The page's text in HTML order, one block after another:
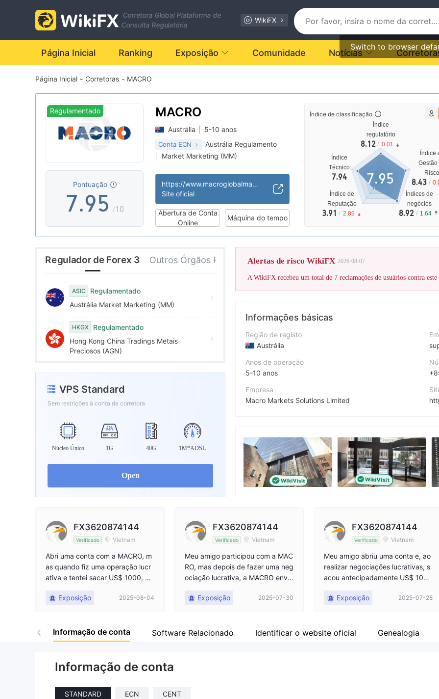
Corretora Global Plataforma de
Consulta Regulatória
WikiFX
Switch to browser
Página Inicial Ranking Exposição Comunidade Notícias
Página Inicial - Corretoras - MACRO
Regulamentado
Pontuação
1
2
3
4
5
6
7
8
9
.
3
4
5
6
7
8
9
0
1
2
3
4
5
6
7
8
9
/10
MACRO
Austrália 5-10 anos
Conta ECN Austrália Regulamento
Market Marketing (MM)
Negócio global Risco potencial alto
Regulatório Offshore
https://www.macroglobalmarkets.com/home
Site oficial
Abertura de Conta
Online
Máquina do tempo
Índice de classificação
Índice
regulatório
8.12 / 0.01
Índice
Técnico
7.94
Índice de
Reputação
3.91 / 2.89
Índices de
negócios
8.92 / 1.64
Índice
Gestão
Risco
8.43 /
7.95
A pontuação
Regulador de Forex 3 Outros Órgãos Reguladores 1
ASIC
Regulamentado
Austrália Market Marketing (MM)
HKGX
Regulamentado
Hong Kong China Tradings Metais
Preciosos (AGN)
VPS Standard
Sem restrições à conta da corretora
Núcleo Único 1G 40G 1M*ADSL
Open
Alertas de risco WikiFX 2026-08-07
Informações básicas
Região de registo
Austrália
Anos de operação
5-10 anos
Empresa
Macro Markets Solutions Limited
Funcionário da empresa
--
FX3620874144
Verificado Vietnam
Abri uma conta com a MACRO, m
as quando fiz uma operação lucr
ativa e tentei sacar US$ 1000, ele
ões pelas quais eu não poderia sa
$ 250, mas já se passaram mais
de 10 dias e eles ainda não transf
nha conta.
Exposição 2025-08-04
FX3620874144
Verificado Vietnam
Meu amigo participou com a MAC
RO, mas depois de fazer uma neg
ociação lucrativa, a MACRO envio
ão e apenas devolveu o capital d
não reembolsou o capital, apesar
Exposição 2025-07-30
FX3620874144
Verificado Vietnam
Meu amigo abriu uma conta e, ao
realizar negociações lucrativas, s
acou antecipadamente US$ 100
ação e apenas devolveu o capital
e 2 dias úteis. No entanto, mais d
Exposição 2025-07-28
Informação de conta Software Relacionado Identificar o website oficial Genealogia
Informação de conta
STANDARD ECN CENT